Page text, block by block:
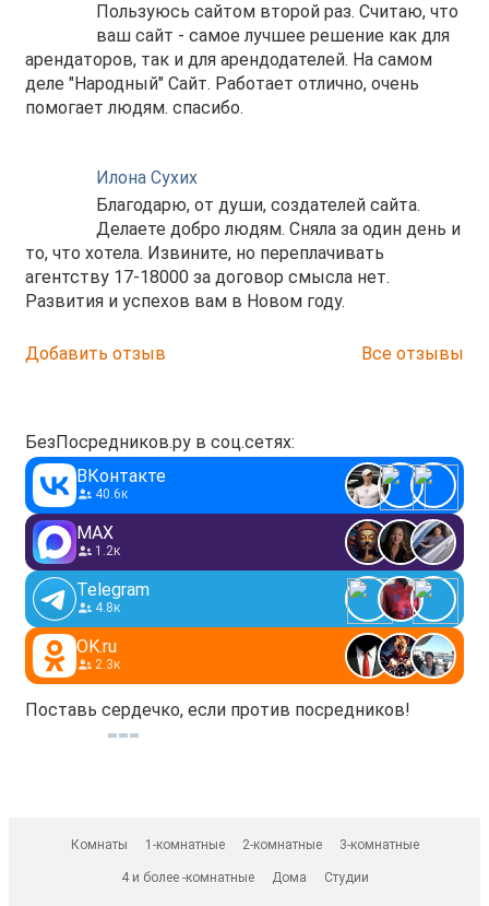
Пользуюсь сайтом второй раз. Считаю, что
ваш сайт - самое лучшее решение как для
арендаторов, так и для арендодателей. На самом
деле "Народный" Сайт. Работает отлично, очень
помогает людям. спасибо.
Илона Сухих
Благодарю, от души, создателей сайта.
Делаете добро людям. Сняла за один день и
то, что хотела. Извините, но переплачивать
агентству 17-18000 за договор смысла нет.
Развития и успехов вам в Новом году.
Добавить отзыв Все отзывы
БезПосредников.ру в соц.сетях:
ВКонтакте
40.6к
MAX
1.2к
Telegram
4.8к
OK.ru
2.3к
Поставь сердечко, если против посредников!
Комнаты 1-комнатные 2-комнатные 3-комнатные
4 и более -комнатные Дома Студии